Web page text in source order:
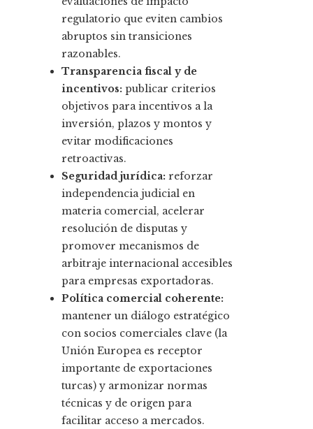
regulatorio que eviten cambios
abruptos sin transiciones
razonables.
Transparencia fiscal y de
incentivos: publicar criterios
objetivos para incentivos a la
inversión, plazos y montos y
evitar modificaciones
retroactivas.
Seguridad jurídica: reforzar
independencia judicial en
materia comercial, acelerar
resolución de disputas y
promover mecanismos de
arbitraje internacional accesibles
para empresas exportadoras.
Política comercial coherente:
mantener un diálogo estratégico
con socios comerciales clave (la
Unión Europea es receptor
importante de exportaciones
turcas) y armonizar normas
técnicas y de origen para
facilitar acceso a mercados.